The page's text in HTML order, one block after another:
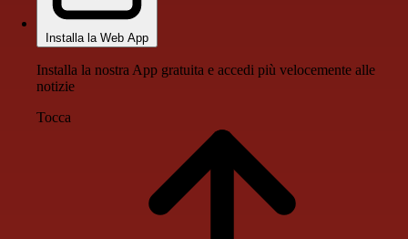
Installa la Web App
Installa la nostra App gratuita e accedi più velocemente alle
notizie
Tocca